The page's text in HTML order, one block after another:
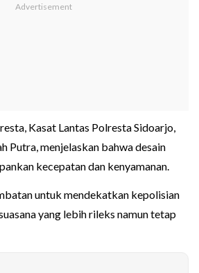
Kasat Lantas Polresta Sidoarjo,
Putra, menjelaskan bahwa desain
kecepatan dan kenyamanan.
untuk mendekatkan kepolisian
yang lebih rileks namun tetap